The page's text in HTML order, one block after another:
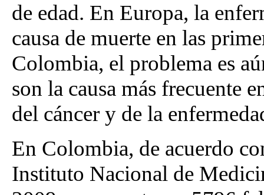
de edad. En Europa, la
causa de muerte en las
Colombia, el problema es
son la causa más frecuente
del cáncer y de la
En Colombia, de acuerdo
Instituto Nacional de